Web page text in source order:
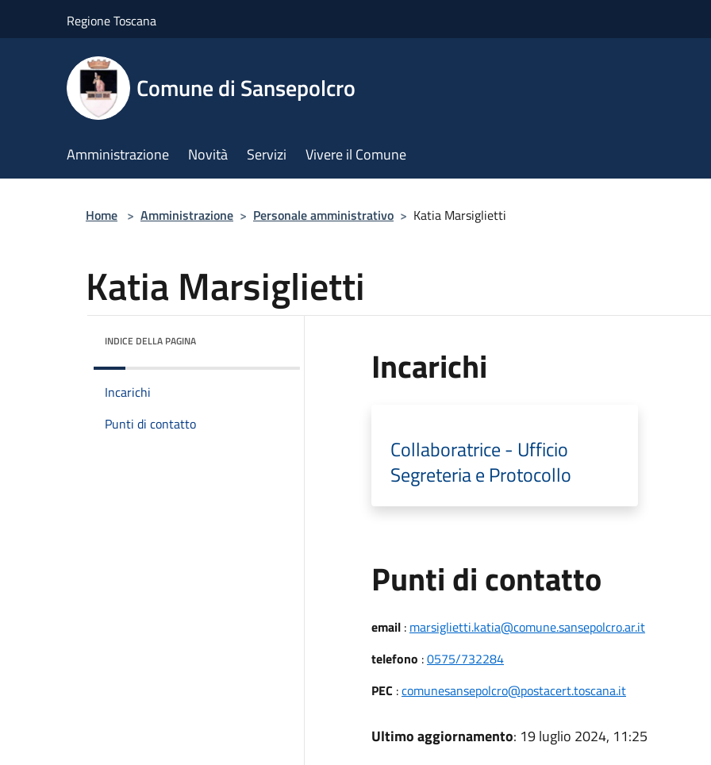
Regione Toscana
Comune di Sansepolcro
Amministrazione Novità Servizi Vivere il Comune
Home > Amministrazione > Personale amministrativo > Katia Marsiglietti
Katia Marsiglietti
INDICE DELLA PAGINA
Incarichi
Punti di contatto
Incarichi
Collaboratrice - Ufficio
Segreteria e Protocollo
Punti di contatto
email: marsiglietti.katia@comune.sansepolcro.ar.it
telefono :0575/732284
PEC :comunesansepolcro@postacert.toscana.it
Ultimo aggiornamento: 19 luglio 2024, 11:25